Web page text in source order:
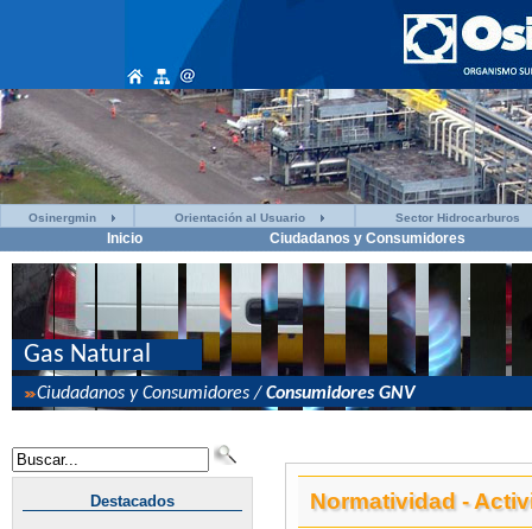
Osinergmin Orientación al Usuario Sector Hidrocarburos
Inicio Ciudadanos y Consumidores